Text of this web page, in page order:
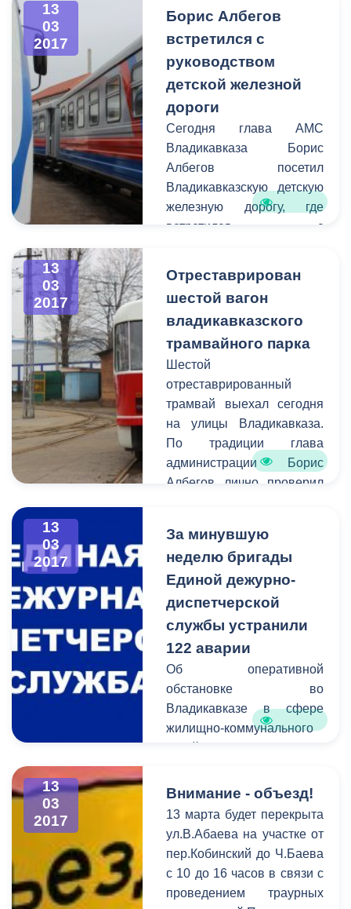
или иных улицах.
Юга» Сергея Архипова.
13
03
2017
Борис Албегов
встретился с
руководством
детской железной
дороги
Сегодня глава АМС
Владикавказа Борис
Албегов посетил
Владикавказскую детскую
железную дорогу, где
встретился с
обсуждению стало
будущее сотрудничество
руководства ДЖД и
городских властей.
13
03
2017
Отреставрирован
шестой вагон
владикавказского
трамвайного парка
Шестой
отреставрированный
трамвай выехал сегодня
на улицы Владикавказа.
По традиции глава
администрации Борис
Албегов лично проверил
обновленному
трамвайному вагону.
13
03
2017
За минувшую
неделю бригады
Единой дежурно-
диспетчерской
службы устранили
122 аварии
Об оперативной
обстановке во
Владикавказе в сфере
жилищно-коммунального
диспетчерская служба.
В период c 6 по 13 марта
на горячую линию единой
дежурно-диспетчерской
службы поступило 122
оперативном порядке
13
03
2017
Внимание - объезд!
13 марта будет перекрыта
ул.В.Абаева на участке от
пер.Кобинский до Ч.Баева
с 10 до 16 часов в связи с
проведением траурных